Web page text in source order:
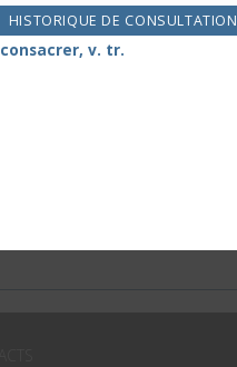
HISTORIQUE DE CONSULTATION
consacrer, v. tr.